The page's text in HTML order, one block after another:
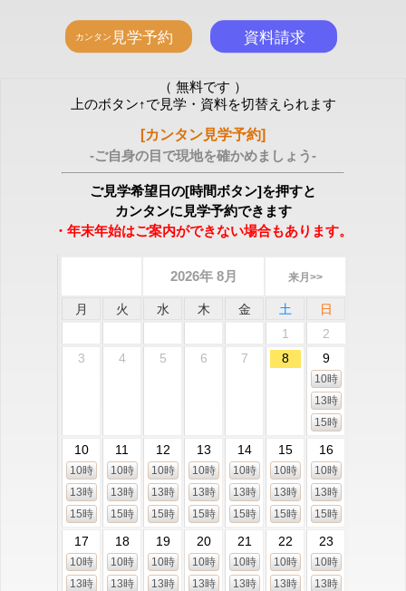
（ 無料です ）
上のボタン↑で見学・資料を切替えられます
[カンタン見学予約]
-ご自身の目で現地を確かめましょう-
ご見学希望日の[時間ボタン]を押すと
カンタンに見学予約できます
・年末年始はご案内ができない場合もあります。
2026年 8月 来月>>
月 火 水 木 金 土
日
1
2
3
4 5 6 7 8 9
10時
13時
15時
10
10時
13時
15時
11
10時
13時
15時
12
10時
13時
15時
13
10時
13時
15時
14
10時
13時
15時
15
10時
13時
15時
16
10時
13時
15時
17
10時
13時
18
10時
13時
19
10時
13時
20
10時
13時
21
10時
13時
22
10時
13時
23
10時
13時